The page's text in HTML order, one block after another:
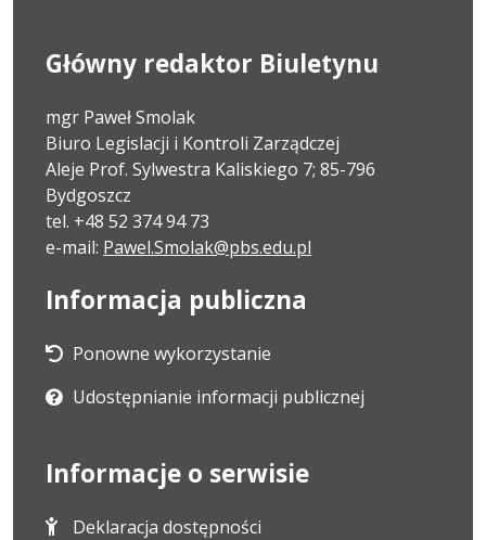
Główny redaktor Biuletynu
mgr Paweł Smolak
Biuro Legislacji i Kontroli Zarządczej
Aleje Prof. Sylwestra Kaliskiego 7; 85-796
Bydgoszcz
tel. +48 52 374 94 73
e-mail: Pawel.Smolak@pbs.edu.pl
Informacja publiczna
Ponowne wykorzystanie
Udostępnianie informacji publicznej
Informacje o serwisie
Deklaracja dostępności